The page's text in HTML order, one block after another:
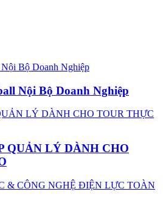
Nội Bộ Doanh Nghiệp
QUẢN LÝ DÀNH CHO